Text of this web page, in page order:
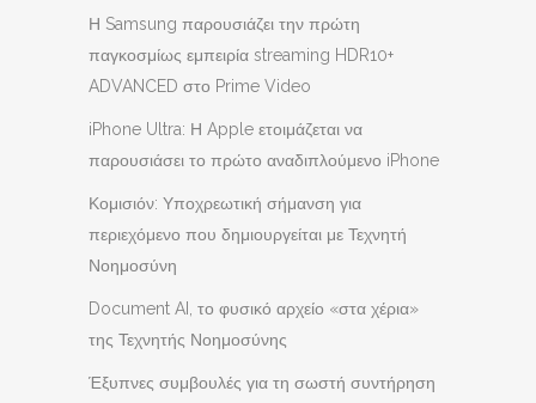
Η Samsung παρουσιάζει την πρώτη
παγκοσμίως εμπειρία streaming HDR10+
ADVANCED στο Prime Video
iPhone Ultra: Η Apple ετοιμάζεται να
παρουσιάσει το πρώτο αναδιπλούμενο iPhone
Κομισιόν: Υποχρεωτική σήμανση για
περιεχόμενο που δημιουργείται με Τεχνητή
Νοημοσύνη
Document AI, το φυσικό αρχείο «στα χέρια»
της Τεχνητής Νοημοσύνης
Έξυπνες συμβουλές για τη σωστή συντήρηση